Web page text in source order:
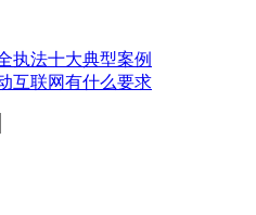
执法十大典型案例
互联网有什么要求